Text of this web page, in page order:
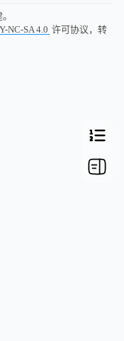
NC-SA 4.0 许可协议，转